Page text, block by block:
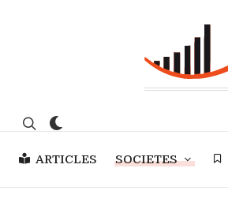
ARTICLES SOCIETES